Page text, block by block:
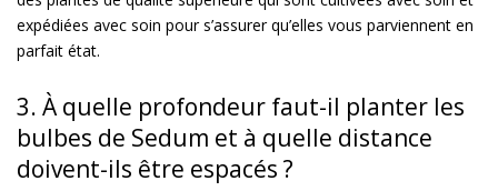
expédiées avec soin pour s’assurer qu’elles vous parviennent en
parfait état.
3. À quelle profondeur faut-il planter les
bulbes de Sedum et à quelle distance
doivent-ils être espacés ?